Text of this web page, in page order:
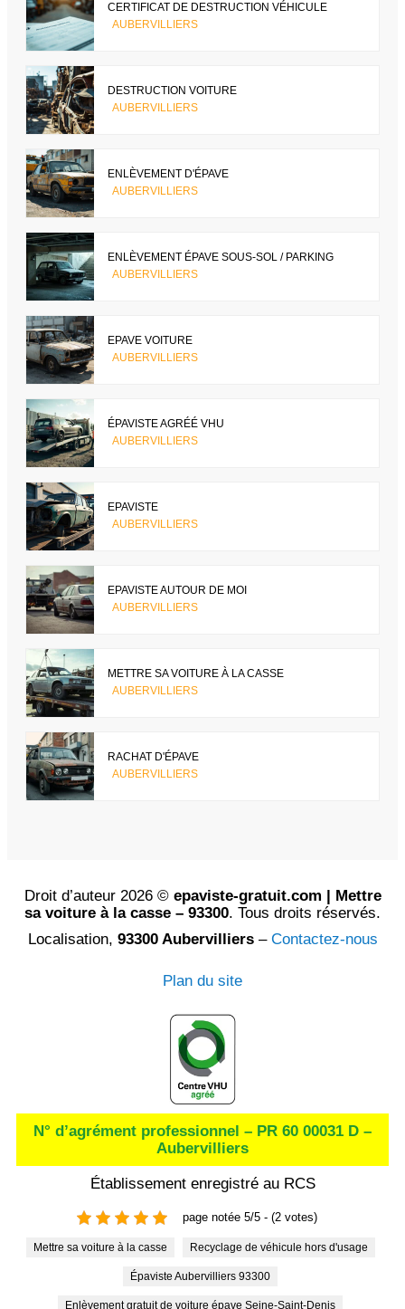
CERTIFICAT DE DESTRUCTION VÉHICULE
AUBERVILLIERS
DESTRUCTION VOITURE
AUBERVILLIERS
ENLÈVEMENT D'ÉPAVE
AUBERVILLIERS
ENLÈVEMENT ÉPAVE SOUS-SOL / PARKING
AUBERVILLIERS
EPAVE VOITURE
AUBERVILLIERS
ÉPAVISTE AGRÉÉ VHU
AUBERVILLIERS
EPAVISTE
AUBERVILLIERS
EPAVISTE AUTOUR DE MOI
AUBERVILLIERS
METTRE SA VOITURE À LA CASSE
AUBERVILLIERS
RACHAT D'ÉPAVE
AUBERVILLIERS
Droit d’auteur 2026 © epaviste-gratuit.com | Mettre
sa voiture à la casse – 93300. Tous droits réservés.
Localisation, 93300 Aubervilliers– Contactez-nous
Plan du site
N° d’agrément professionnel – PR 60 00031 D –
Aubervilliers
Établissement enregistré au RCS
page notée 5/5 - (2 votes)
Mettre sa voiture à la casse Recyclage de véhicule hors d'usage
Épaviste Aubervilliers 93300
Enlèvement gratuit de voiture épave Seine-Saint-Denis